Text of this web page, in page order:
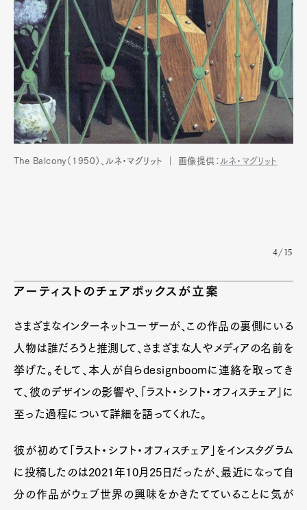
The Balcony（1950）、ルネ・マグリット ｜ 画像提供： ルネ・マグリット
4/15
アーティストのチェアボックスが立案
さまざまなインターネットユーザーが、この作品の裏側にいる
人物は誰だろうと推測して、さまざまな人やメディアの名前を
挙げた。そして、本人が自らdesignboomに連絡を取ってき
て、彼のデザインの影響や、「ラスト・シフト・オフィスチェア」に
至った過程について詳細を語ってくれた。
彼が初めて「ラスト・シフト・オフィスチェア」をインスタグラム
に投稿したのは2021年10月25日だったが、最近になって自
分の作品がウェブ世界の興味をかきたてていることに気が